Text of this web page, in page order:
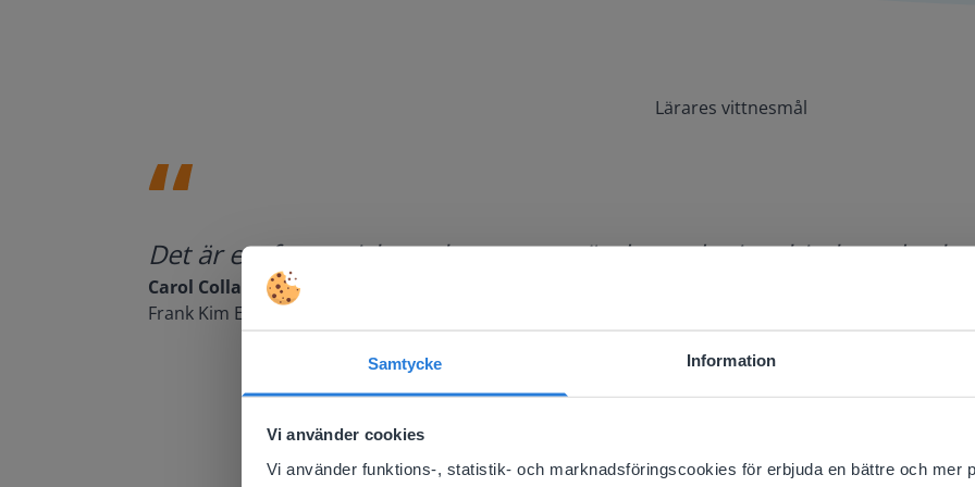
Samtycke Information
Vi använder cookies
Vi använder funktions-, statistik- och marknadsföringscookies för erbjuda en bättre och mer
Lärares vittnesmål
Det är ett fantastiskt verktyg att använda med min whiteboard och
Carol Collack
Frank Kim Elementary, Nevada
This website doesn't match your location
Based on your location, we think you might prefer to visit our English